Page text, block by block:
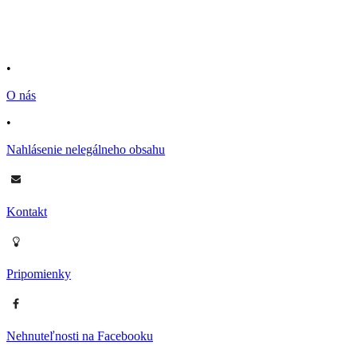
•
O nás
•
Nahlásenie nelegálneho obsahu
Kontakt
Pripomienky
Nehnuteľnosti na Facebooku